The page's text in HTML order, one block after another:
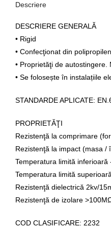
Descriere
DESCRIERE GENERALĂ
• Rigid
• Confecţionat din
• Proprietăţi de autostingere.
• Se folosește în instalațiile
STANDARDE APLICATE:
PROPRIETĂŢI
Rezistenţă la comprimare
Rezistenţă la impact (masa /
Temperatura limită inferioară
Temperatura limită
Rezistenţă dielectrică 2kv/
Rezistenţă de izolare
COD CLASIFICARE: 2232